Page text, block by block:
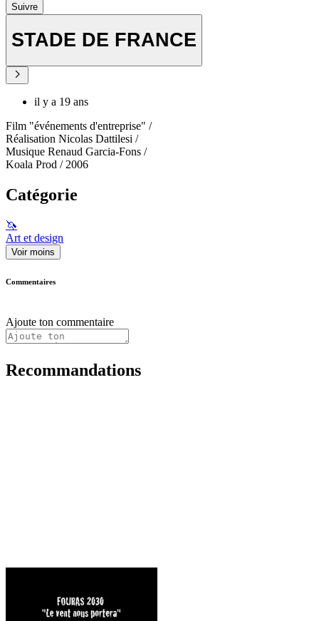
Suivre
STADE DE FRANCE
il y a 19 ans
Film "événements d'entreprise" /
Réalisation Nicolas Dattilesi /
Musique Renaud Garcia-Fons /
Koala Prod / 2006
Catégorie
🦄
Art et design
Voir moins
Commentaires
Ajoute ton commentaire
Recommandations